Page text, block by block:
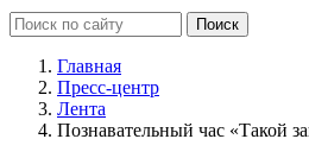
Главная
Пресс-центр
Лента
Познавательный час «Такой